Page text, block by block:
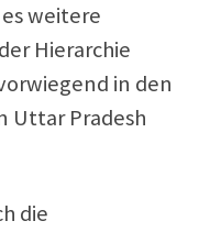
weitere
Hierarchie
in den
Uttar Pradesh
die